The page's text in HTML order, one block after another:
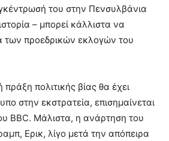
του στην Πενσυλβάνια
– μπορεί κάλλιστα να
των προεδρικών εκλογών του
πολιτικής βίας θα έχει
στην εκστρατεία, επισημαίνεται
BBC. Μάλιστα, η ανάρτηση του
Ερικ, λίγο μετά την απόπειρα